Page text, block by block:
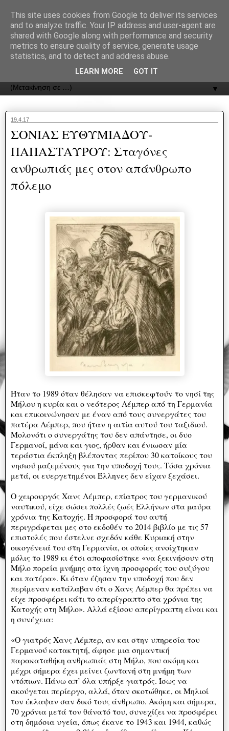
ΟΔΟΣ
▼
19.4.17
ΣΟΝΙΑΣ ΕΥΘΥΜΙΑΔΟΥ-
ΠΑΠΑΣΤΑΥΡΟΥ: Σταγόνες
ανθρωπιάς μες στον απάνθρωπο
πόλεμο
Ήταν το 1989 όταν θέλησαν να επισκεφτούν το νησί της
Μήλου η κυρία και ο νεότερος Λέμπερ από τη Γερμανία
και επικοινώνησαν με έναν από τους συνεργάτες του
πατέρα Λέμπερ, που ήταν η αιτία αυτού του ταξιδιού.
Μολονότι ο συνεργάτης του δεν απάντησε, οι δυο
Γερμανοί, μάνα και γιος, ήρθαν και ένιωσαν μία
τεράστια έκπληξη βλέποντας περίπου 30 κατοίκους του
νησιού μαζεμένους για την υποδοχή τους. Τόσα χρόνια
μετά, οι ευεργετημένοι Έλληνες δεν είχαν ξεχάσει.
Ο χειρουργός Χανς Λέμπερ, επίατρος του γερμανικού
ναυτικού, είχε σώσει πολλές ζωές Ελλήνων στα μαύρα
χρόνια της Κατοχής. Η προσφορά του αυτή
περιγράφεται μες στο εκδοθέν το 2014 βιβλίο με τις 57
επιστολές που έστελνε σχεδόν κάθε Κυριακή στην
οικογένειά του στη Γερμανία, οι οποίες ανοίχτηκαν
μόλις το 1989 κι έτσι αποφασίστηκε «να ξεκινήσουν στη
Μήλο πορεία μνήμης στα ίχνη προσφοράς του συζύγου
και πατέρα». Κι όταν έζησαν την υποδοχή που δεν
περίμεναν κατάλαβαν ότι ο Χανς Λέμπερ θα πρέπει να
είχε προσφέρει κάτι το απερίγραπτο στα χρόνια της
Κατοχής στη Μήλο». Αλλά εξίσου απερίγραπτη είναι και
η συνέχεια:
«Ο γιατρός Χανς Λέμπερ, αν και στην υπηρεσία του
Γερμανού κατακτητή, άφησε μια σημαντική
παρακαταθήκη ανθρωπιάς στη Μήλο, που ακόμη και
μέχρι σήμερα έχει μείνει ζωντανή στη μνήμη των
ντόπιων. Πάνω απ’ όλα υπήρξε γιατρός. Ίσως να
ακούγεται περίεργο, αλλά, όταν σκοτώθηκε, οι Μηλιοί
τον έκλαψαν σαν δικό τους άνθρωπο. Ακόμη και σήμερα,
70 χρόνια μετά τον θάνατό του, συνεχίζει να προσφέρει
στη δημόσια υγεία, όπως έκανε το 1943 και 1944, καθώς
This site uses cookies from Google to deliver its services
and to analyze traffic. Your IP address and user-agent are
shared with Google along with performance and security
metrics to ensure quality of service, generate usage
statistics, and to detect and address abuse.
LEARN MORE GOT IT